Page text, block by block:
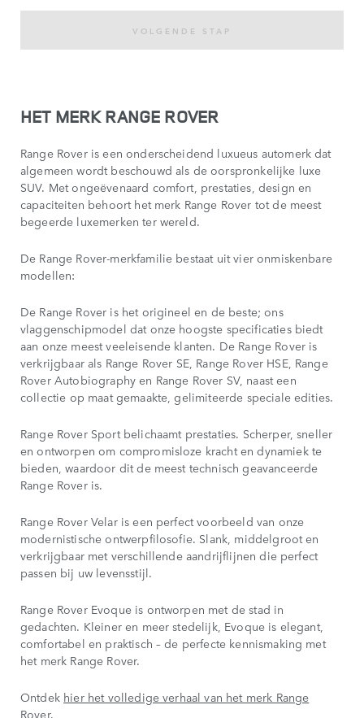
VOLGENDE STAP
HET MERK RANGE ROVER
Range Rover is een onderscheidend luxueus automerk dat
algemeen wordt beschouwd als de oorspronkelijke luxe
SUV. Met ongeëvenaard comfort, prestaties, design en
capaciteiten behoort het merk Range Rover tot de meest
begeerde luxemerken ter wereld.
De Range Rover-merkfamilie bestaat uit vier onmiskenbare
modellen:
De Range Rover is het origineel en de beste; ons
vlaggenschipmodel dat onze hoogste specificaties biedt
aan onze meest veeleisende klanten. De Range Rover is
verkrijgbaar als Range Rover SE, Range Rover HSE, Range
Rover Autobiography en Range Rover SV, naast een
collectie op maat gemaakte, gelimiteerde speciale edities.
Range Rover Sport belichaamt prestaties. Scherper, sneller
en ontworpen om compromisloze kracht en dynamiek te
bieden, waardoor dit de meest technisch geavanceerde
Range Rover is.
Range Rover Velar is een perfect voorbeeld van onze
modernistische ontwerpfilosofie. Slank, middelgroot en
verkrijgbaar met verschillende aandrijflijnen die perfect
passen bij uw levensstijl.
Range Rover Evoque is ontworpen met de stad in
gedachten. Kleiner en meer stedelijk, Evoque is elegant,
comfortabel en praktisch – de perfecte kennismaking met
het merk Range Rover.
Ontdek hier het volledige verhaal van het merk Range
Rover.